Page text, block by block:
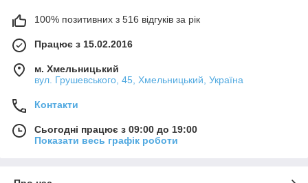
100% позитивних з 516 відгуків за рік
Працює з 15.02.2016
м. Хмельницький
вул. Грушевського, 45, Хмельницький, Україна
Контакти
Сьогодні працює з 09:00 до 19:00
Показати весь графік роботи